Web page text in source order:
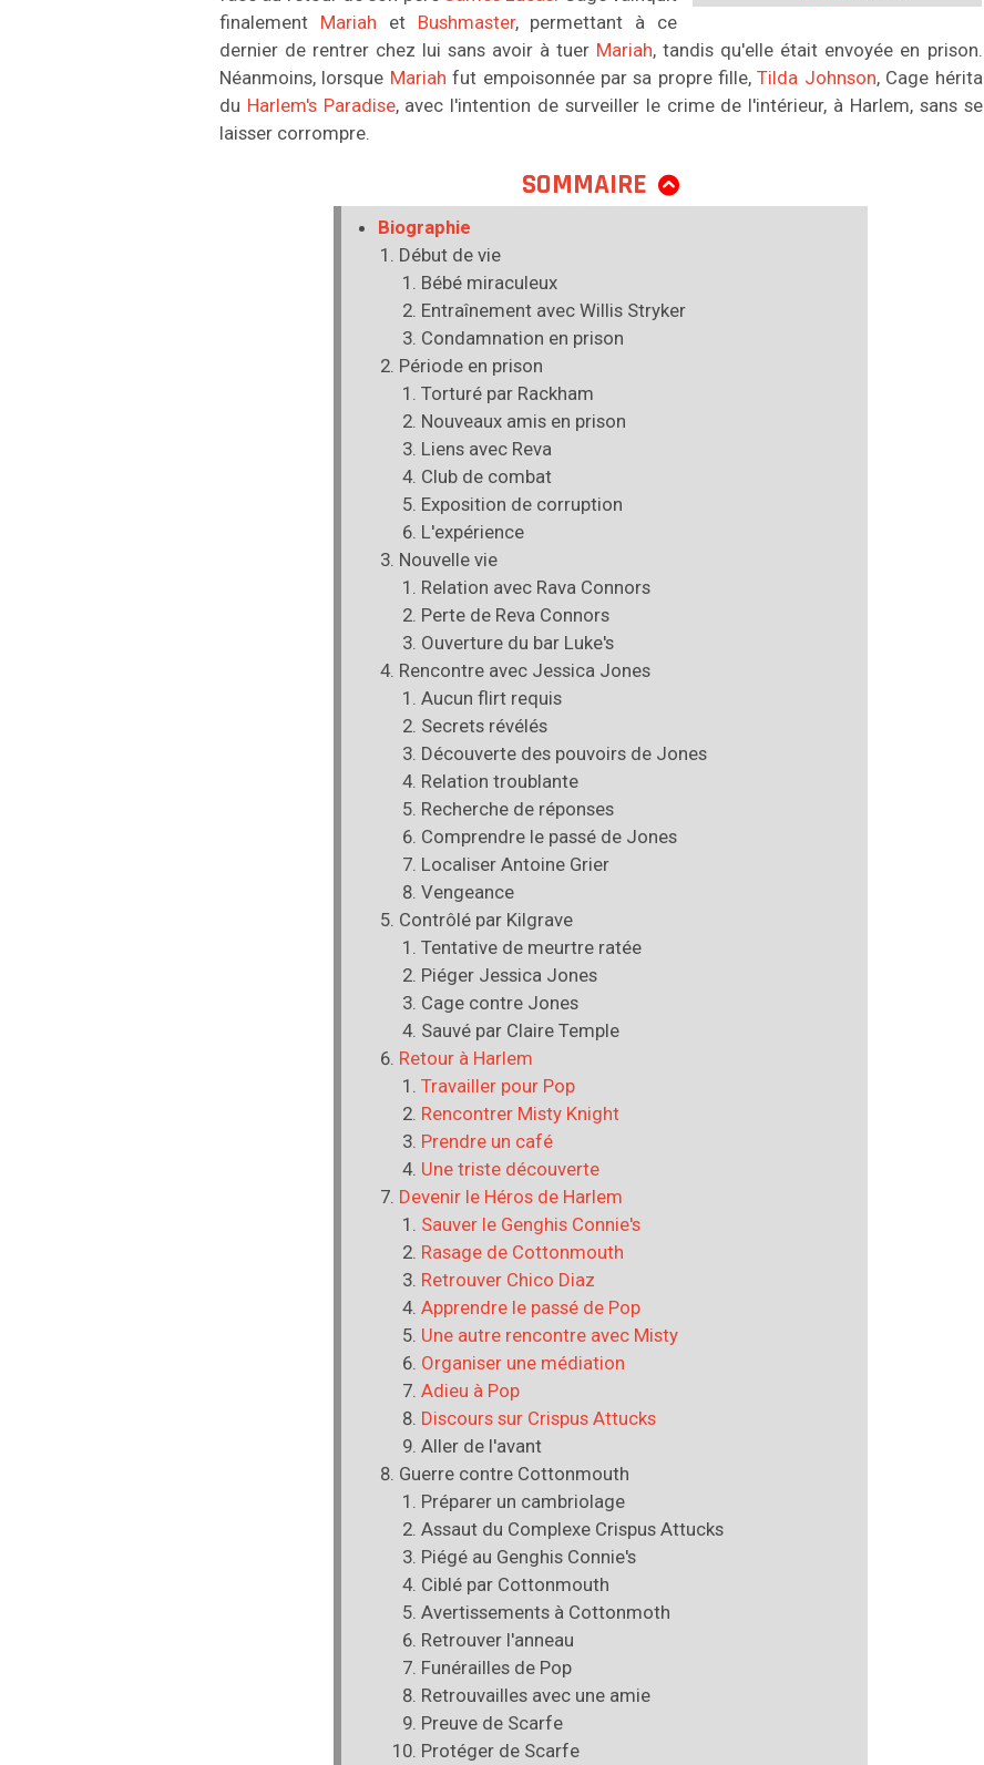
finalement Mariah et Bushmaster, permettant à ce
dernier de rentrer chez lui sans avoir à tuer Mariah, tandis qu'elle était envoyée en prison.
Néanmoins, lorsque Mariah fut empoisonnée par sa propre fille,Tilda Johnson, Cage hérita
du Harlem's Paradise, avec l'intention de surveiller le crime de l'intérieur, à Harlem, sans se
laisser corrompre.
SOMMAIRE
Biographie
Début de vie
Bébé miraculeux
Entraînement avec Willis Stryker
Condamnation en prison
Période en prison
Torturé par Rackham
Nouveaux amis en prison
Liens avec Reva
Club de combat
Exposition de corruption
L'expérience
Nouvelle vie
Relation avec Rava Connors
Perte de Reva Connors
Ouverture du bar Luke's
Rencontre avec Jessica Jones
Aucun flirt requis
Secrets révélés
Découverte des pouvoirs de Jones
Relation troublante
Recherche de réponses
Comprendre le passé de Jones
Localiser Antoine Grier
Vengeance
Contrôlé par Kilgrave
Tentative de meurtre ratée
Piéger Jessica Jones
Cage contre Jones
Sauvé par Claire Temple
Retour à Harlem
Travailler pour Pop
Rencontrer Misty Knight
Prendre un café
Une triste découverte
Devenir le Héros de Harlem
Sauver le Genghis Connie's
Rasage de Cottonmouth
Retrouver Chico Diaz
Apprendre le passé de Pop
Une autre rencontre avec Misty
Organiser une médiation
Adieu à Pop
Discours sur Crispus Attucks
Aller de l'avant
Guerre contre Cottonmouth
Préparer un cambriolage
Assaut du Complexe Crispus Attucks
Piégé au Genghis Connie's
Ciblé par Cottonmouth
Avertissements à Cottonmoth
Retrouver l'anneau
Funérailles de Pop
Retrouvailles avec une amie
Preuve de Scarfe
Protéger de Scarfe